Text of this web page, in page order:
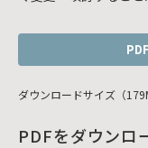
ダウンロードサイズ（
PDFをダウンロ